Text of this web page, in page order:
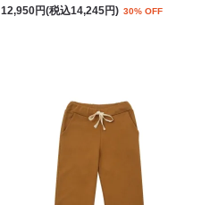
12,950円(税込14,245円) 30% OFF